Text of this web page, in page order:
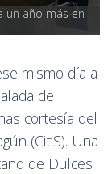
un año más en
mismo día a
de
cortesía del
(Cit’S). Una
de Dulces